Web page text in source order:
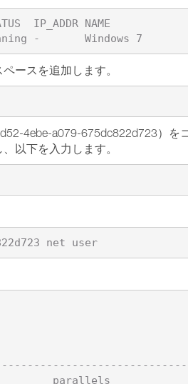
ースを追加します。
4ebe-a079-675dc822d723）
以下を入力します。
    prlctl exec 3e21f02b-9d52-4ebe-a079-675dc822d723 net user